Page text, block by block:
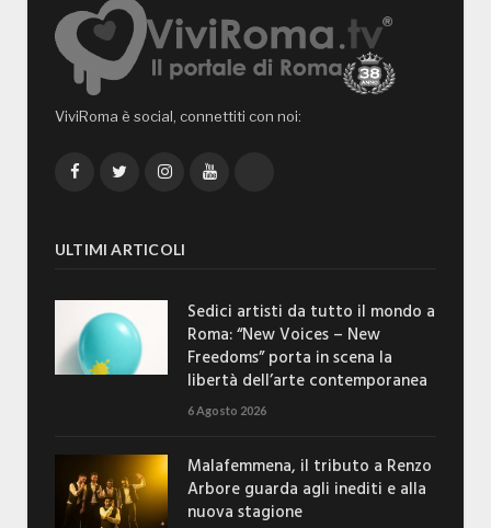
ViviRoma è social, connettiti con noi:
FacebookTwitterInstagramYouTube
ULTIMI ARTICOLI
Sedici artisti da tutto il mondo a
Roma: “New Voices – New
Freedoms” porta in scena la
libertà dell’arte contemporanea
6 Agosto 2026
Malafemmena, il tributo a Renzo
Arbore guarda agli inediti e alla
nuova stagione